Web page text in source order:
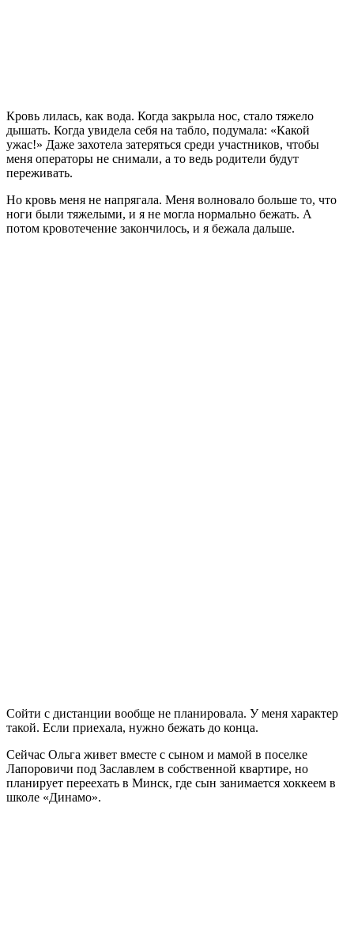
Кровь лилась, как вода. Когда закрыла нос, стало тяжело
дышать. Когда увидела себя на табло, подумала: «Какой
ужас!» Даже захотела затеряться среди участников, чтобы
меня операторы не снимали, а то ведь родители будут
переживать.
Но кровь меня не напрягала. Меня волновало больше то, что
ноги были тяжелыми, и я не могла нормально бежать. А
потом кровотечение закончилось, и я бежала дальше.
Сойти с дистанции вообще не планировала. У меня характер
такой. Если приехала, нужно бежать до конца.
Сейчас Ольга живет вместе с сыном и мамой в поселке
Лапоровичи под Заславлем в собственной квартире, но
планирует переехать в Минск, где сын занимается хоккеем в
школе «Динамо».